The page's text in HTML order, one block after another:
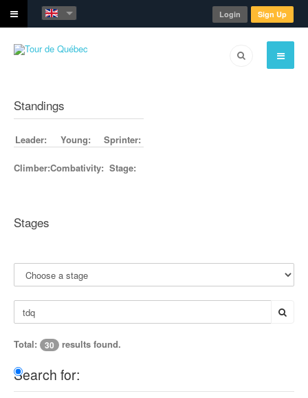
Login Sign Up
Standings
Leader: Young: Sprinter:
Climber:Combativity: Stage:
Stages
Total: 30 results found.
Search for: